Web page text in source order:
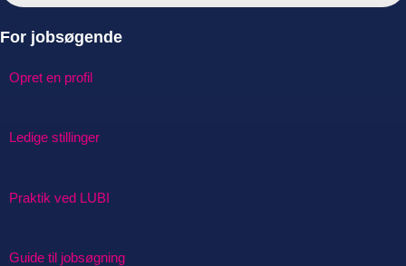
For jobsøgende
Opret en profil
Ledige stillinger
Praktik ved LUBI
Guide til jobsøgning